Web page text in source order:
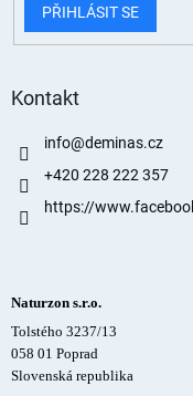
PŘIHLÁSIT SE
Kontakt
info@deminas.cz
+420 228 222 357
https://
Naturzon s.r.o.
Tolstého 3237/13
058 01 Poprad
Slovenská republika